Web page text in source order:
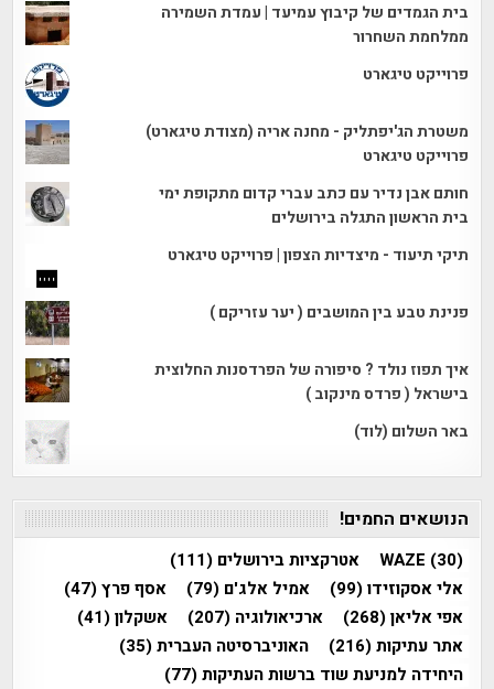
בית הגמדים של קיבוץ עמיעד | עמדת השמירה
ממלחמת השחרור
פרוייקט טיגארט
משטרת הג'יפתליק - מחנה אריה (מצודת טיגארט)
פרוייקט טיגארט
חותם אבן נדיר עם כתב עברי קדום מתקופת ימי
בית הראשון התגלה בירושלים
תיקי תיעוד - מיצדיות הצפון | פרוייקט טיגארט
פנינת טבע בין המושבים ( יער עזריקם )
איך תפוז נולד ? סיפורה של הפרדסנות החלוצית
בישראל ( פרדס מינקוב )
באר השלום (לוד)
הנושאים החמים!
WAZE (30) אטרקציות בירושלים (111)
אלי אסקוזידו(99) אמיל אלג'ם (79) אסף פרץ(47)
אפי אליאן(268) ארכיאולוגיה (207) אשקלון(41)
אתר עתיקות(216) האוניברסיטה העברית(35)
היחידה למניעת שוד ברשות העתיקות(77)